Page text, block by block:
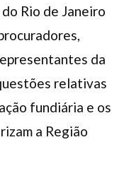
Rio de Janeiro
da
relativas
fundiária e os
a Região